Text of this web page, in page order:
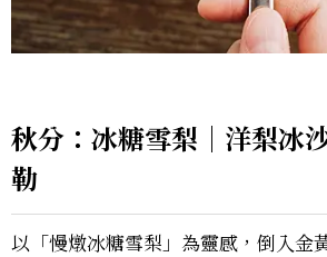
秋分：冰糖雪梨｜洋梨冰
勒
以「慢燉冰糖雪梨」為靈感，倒入金